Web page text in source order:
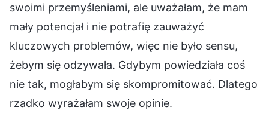
swoimi przemyśleniami, ale uważałam, że mam
mały potencjał i nie potrafię zauważyć
kluczowych problemów, więc nie było sensu,
żebym się odzywała. Gdybym powiedziała coś
nie tak, mogłabym się skompromitować. Dlatego
rzadko wyrażałam swoje opinie.